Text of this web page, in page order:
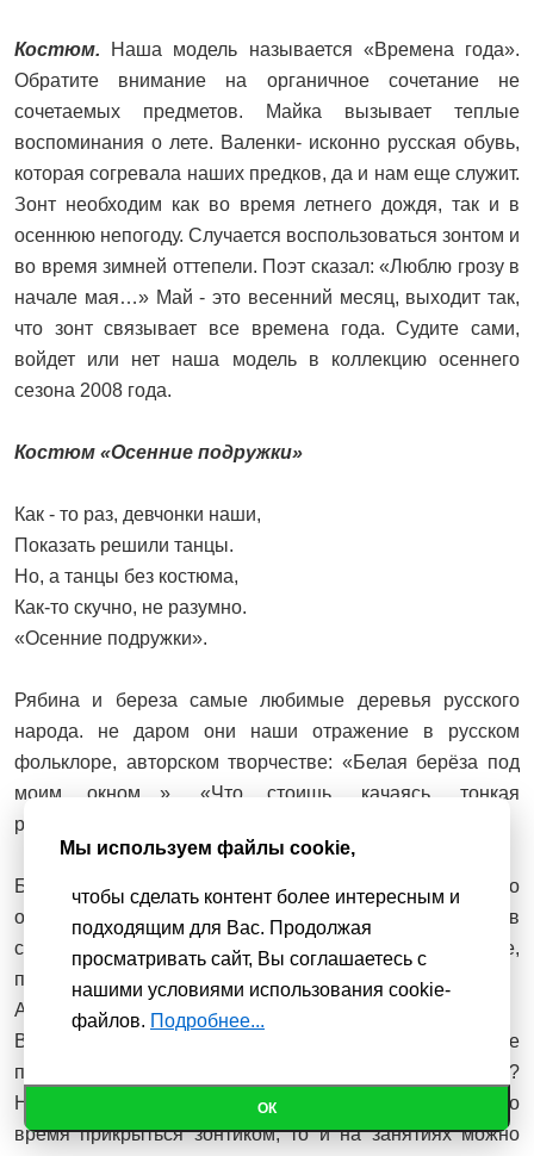
Костюм. Наша модель называется «Времена года».
Обратите внимание на органичное сочетание не
сочетаемых предметов. Майка вызывает теплые
воспоминания о лете. Валенки- исконно русская обувь,
которая согревала наших предков, да и нам еще служит.
Зонт необходим как во время летнего дождя, так и в
осеннюю непогоду. Случается воспользоваться зонтом и
во время зимней оттепели. Поэт сказал: «Люблю грозу в
начале мая…» Май - это весенний месяц, выходит так,
что зонт связывает все времена года. Судите сами,
войдет или нет наша модель в коллекцию осеннего
сезона 2008 года.
Костюм «Осенние подружки»
Как - то раз, девчонки наши,
Показать решили танцы.
Но, а танцы без костюма,
Как-то скучно, не разумно.
«Осенние подружки».
Рябина и береза самые любимые деревья русского
народа. не даром они наши отражение в русском
фольклоре, авторском творчестве: «Белая берёза под
моим окном....», «Что стоишь, качаясь, тонкая
рябина…», «То берёзка, то рябина...»
Берёза и рябина самые красивые деревья России. Но
особенно они красивы осенью. Яркие краски взяла в
свой наряд рябинка: использует красные, бардовые,
пурпурные.
А березка предпочитает золотые краски.
В багрец и золото, одетые леса — это о рябине и берёзе
писал классик. Куда же можно идти в таких костюмах?
На дискотеку, на экскурсию в осенний лес, а если в это
время прикрыться зонтиком, то и на занятиях можно
Мы используем файлы cookie,
чтобы сделать контент более интересным и
подходящим для Вас. Продолжая
просматривать сайт, Вы соглашаетесь с
нашими условиями использования cookie-
файлов. Подробнее...
ОК